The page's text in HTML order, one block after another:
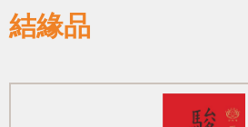
結緣品